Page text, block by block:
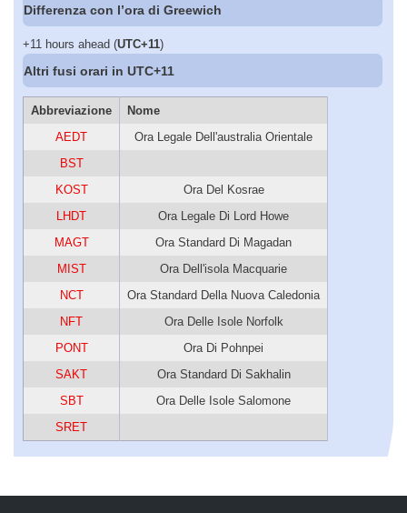
Differenza con l’ora di Greewich
+11 hours ahead (UTC+11)
Altri fusi orari in UTC+11
Abbreviazione
Nome
AEDT
Ora Legale Dell'australia Orientale
BST
KOST
Ora Del Kosrae
LHDT
Ora Legale Di Lord Howe
MAGT
Ora Standard Di Magadan
MIST
Ora Dell'isola Macquarie
NCT
Ora Standard Della Nuova Caledonia
NFT
Ora Delle Isole Norfolk
PONT
Ora Di Pohnpei
SAKT
Ora Standard Di Sakhalin
SBT
Ora Delle Isole Salomone
SRET